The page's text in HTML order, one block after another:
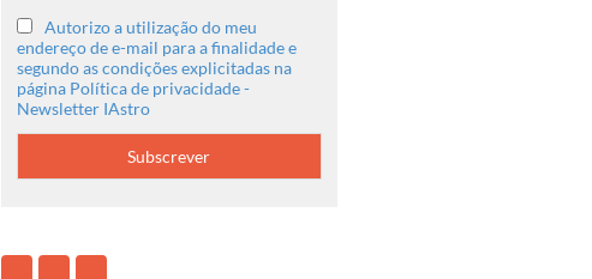
Autorizo a utilização do meu
endereço de e-mail para a finalidade e
segundo as condições explicitadas na
página Política de privacidade -
Newsletter IAstro